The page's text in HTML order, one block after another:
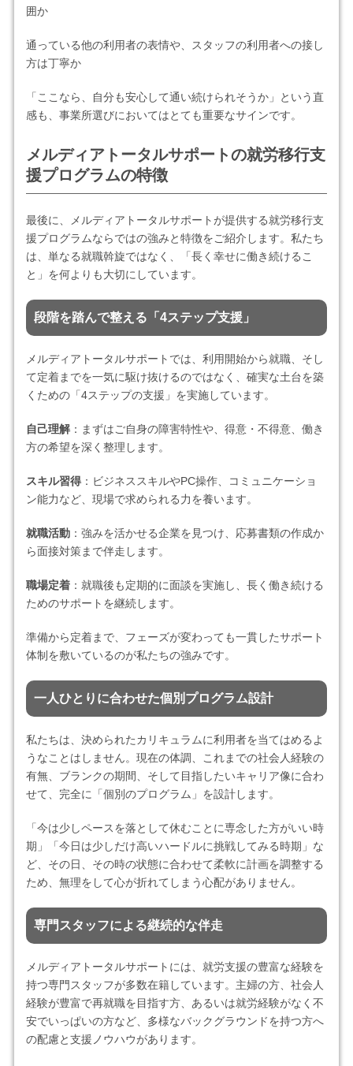
囲か
通っている他の利用者の表情や、スタッフの利用者への接し
方は丁寧か
「ここなら、自分も安心して通い続けられそうか」という直
感も、事業所選びにおいてはとても重要なサインです。
メルディアトータルサポートの就労移行支
援プログラムの特徴
最後に、メルディアトータルサポートが提供する就労移行支
援プログラムならではの強みと特徴をご紹介します。私たち
は、単なる就職斡旋ではなく、「長く幸せに働き続けるこ
と」を何よりも大切にしています。
段階を踏んで整える「4ステップ支援」
メルディアトータルサポートでは、利用開始から就職、そし
て定着までを一気に駆け抜けるのではなく、確実な土台を築
くための「4ステップの支援」を実施しています。
自己理解：まずはご自身の障害特性や、得意・不得意、働き
方の希望を深く整理します。
スキル習得：ビジネススキルやPC操作、コミュニケーショ
ン能力など、現場で求められる力を養います。
就職活動：強みを活かせる企業を見つけ、応募書類の作成か
ら面接対策まで伴走します。
職場定着：就職後も定期的に面談を実施し、長く働き続ける
ためのサポートを継続します。
準備から定着まで、フェーズが変わっても一貫したサポート
体制を敷いているのが私たちの強みです。
一人ひとりに合わせた個別プログラム設計
私たちは、決められたカリキュラムに利用者を当てはめるよ
うなことはしません。現在の体調、これまでの社会人経験の
有無、ブランクの期間、そして目指したいキャリア像に合わ
せて、完全に「個別のプログラム」を設計します。
「今は少しペースを落として休むことに専念した方がいい時
期」「今日は少しだけ高いハードルに挑戦してみる時期」な
ど、その日、その時の状態に合わせて柔軟に計画を調整する
ため、無理をして心が折れてしまう心配がありません。
専門スタッフによる継続的な伴走
メルディアトータルサポートには、就労支援の豊富な経験を
持つ専門スタッフが多数在籍しています。主婦の方、社会人
経験が豊富で再就職を目指す方、あるいは就労経験がなく不
安でいっぱいの方など、多様なバックグラウンドを持つ方へ
の配慮と支援ノウハウがあります。